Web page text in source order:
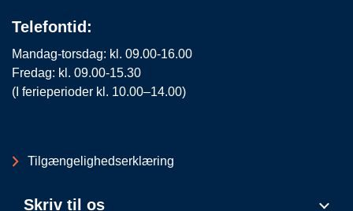
Telefontid:
Mandag-torsdag: kl. 09.00-16.00
Fredag: kl. 09.00-15.30
(I ferieperioder kl. 10.00–14.00)
Tilgængelighedserklæring
Skriv til os